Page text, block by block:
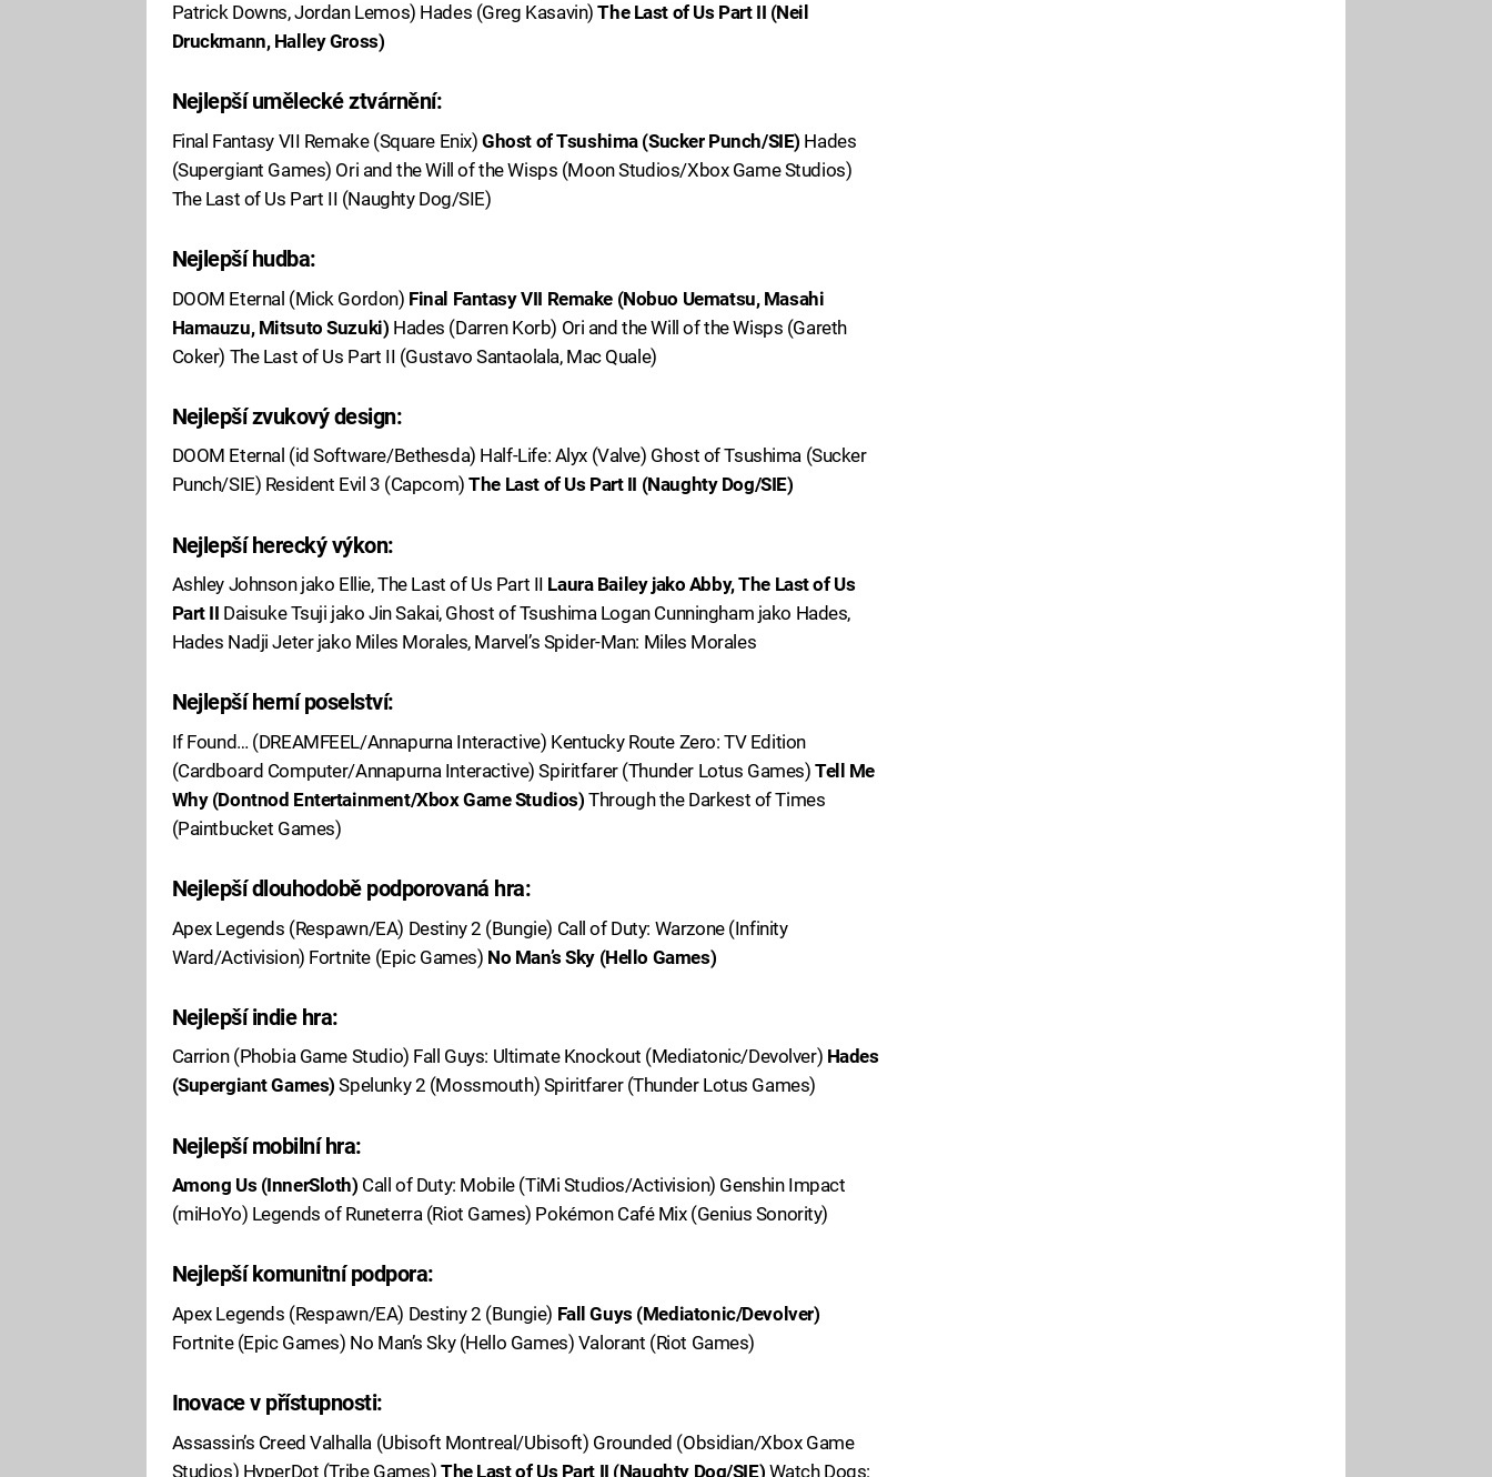
Patrick Downs, Jordan Lemos) Hades (Greg Kasavin)The Last of Us Part II (Neil
Druckmann, Halley Gross)
Nejlepší umělecké ztvárnění:
Final Fantasy VII Remake (Square Enix)Ghost of Tsushima (Sucker Punch/SIE) Hades
(Supergiant Games) Ori and the Will of the Wisps (Moon Studios/Xbox Game Studios)
The Last of Us Part II (Naughty Dog/SIE)
Nejlepší hudba:
DOOM Eternal (Mick Gordon) Final Fantasy VII Remake (Nobuo Uematsu, Masahi
Hamauzu, Mitsuto Suzuki) Hades (Darren Korb) Ori and the Will of the Wisps (Gareth
Coker) The Last of Us Part II (Gustavo Santaolala, Mac Quale)
Nejlepší zvukový design:
DOOM Eternal (id Software/Bethesda) Half-Life: Alyx (Valve) Ghost of Tsushima (Sucker
Punch/SIE) Resident Evil 3 (Capcom)The Last of Us Part II (Naughty Dog/SIE)
Nejlepší herecký výkon:
Ashley Johnson jako Ellie, The Last of Us Part II Laura Bailey jako Abby, The Last of Us
Part II Daisuke Tsuji jako Jin Sakai, Ghost of Tsushima Logan Cunningham jako Hades,
Hades Nadji Jeter jako Miles Morales, Marvel’s Spider-Man: Miles Morales
Nejlepší herní poselství:
If Found… (DREAMFEEL/Annapurna Interactive) Kentucky Route Zero: TV Edition
(Cardboard Computer/Annapurna Interactive) Spiritfarer (Thunder Lotus Games)Tell Me
Why (Dontnod Entertainment/Xbox Game Studios) Through the Darkest of Times
(Paintbucket Games)
Nejlepší dlouhodobě podporovaná hra:
Apex Legends (Respawn/EA) Destiny 2 (Bungie) Call of Duty: Warzone (Infinity
Ward/Activision) Fortnite (Epic Games) No Man’s Sky (Hello Games)
Nejlepší indie hra:
Carrion (Phobia Game Studio) Fall Guys: Ultimate Knockout (Mediatonic/Devolver) Hades
(Supergiant Games) Spelunky 2 (Mossmouth) Spiritfarer (Thunder Lotus Games)
Nejlepší mobilní hra:
Among Us (InnerSloth) Call of Duty: Mobile (TiMi Studios/Activision) Genshin Impact
(miHoYo) Legends of Runeterra (Riot Games) Pokémon Café Mix (Genius Sonority)
Nejlepší komunitní podpora:
Apex Legends (Respawn/EA) Destiny 2 (Bungie) Fall Guys (Mediatonic/Devolver)
Fortnite (Epic Games) No Man’s Sky (Hello Games) Valorant (Riot Games)
Inovace v přístupnosti:
Assassin’s Creed Valhalla (Ubisoft Montreal/Ubisoft) Grounded (Obsidian/Xbox Game
Studios) HyperDot (Tribe Games) The Last of Us Part II (Naughty Dog/SIE) Watch Dogs: